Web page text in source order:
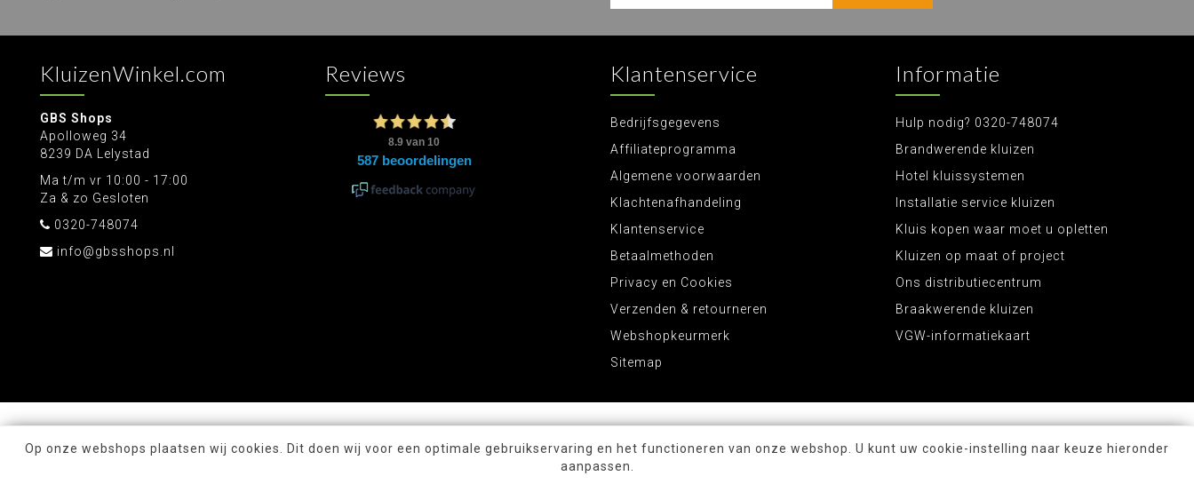
KluizenWinkel.com
GBS Shops
Apolloweg 34
8239 DA Lelystad
Ma t/m vr 10:00 - 17:00
Za & zo Gesloten
0320-748074
info@gbsshops.nl
Reviews Klantenservice
Bedrijfsgegevens
Affiliateprogramma
Algemene voorwaarden
Klachtenafhandeling
Klantenservice
Betaalmethoden
Privacy en Cookies
Verzenden & retourneren
Webshopkeurmerk
Sitemap
Informatie
Hulp nodig? 0320-748074
Brandwerende kluizen
Hotel kluissystemen
Installatie service kluizen
Kluis kopen waar moet u opletten
Kluizen op maat of project
Ons distributiecentrum
Braakwerende kluizen
VGW-informatiekaart
Op onze webshops plaatsen wij cookies. Dit doen wij voor een optimale gebruikservaring en het functioneren van onze webshop. U kunt uw cookie-instelling naar keuze hieronder
aanpassen.